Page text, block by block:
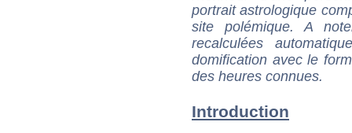
portrait astrologique
site polémique. A
recalculées
domification avec le
des heures connues.
Introduction